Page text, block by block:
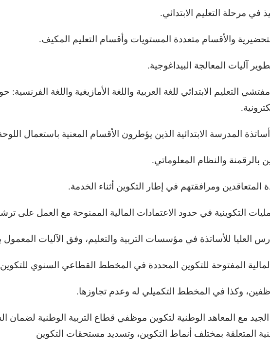
في مرحلة التعليم الابتدائي.
والأقسام متعددة المستويات وأقسام التعليم المكيف.
آليات المعالجة البيداغوجية.
التعليم الابتدائي للغة العربية واللغة الأمازيغية واللغة الفرنسية:
المدرسة الابتدائية الذين يؤطرون الأقسام المعنية باستعمال اللوحة
بالرقمنة والنظام المعلوماتي.
المتعاقدين ومرافقتهم في إطار التكوين أثناء الخدمة.
التكوينية في حدود الاعتمادات المالية الممنوحة مع العمل على
العليا للأساتذة في مؤسسات التربية والتعليم، وفق الآليات المعمول
المالية المفتوحة للتكوين المحددة في المخطط القطاعي السنوي للتكوين
وكذا في المخطط التكميلي له وعدم تجاوزها.
مع المعاهد الوطنية لتكوين موظفي قطاع التربية الوطنية لضمان
المتعلقة بمختلف أنماط التكوين، وتسديد مستحقات التكوين